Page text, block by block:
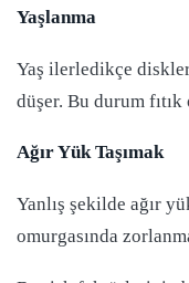
Yaşlanma
Yaş ilerledikçe
düşer. Bu durum
Ağır Yük Taşımak
Yanlış şekilde ağır
omurgasında